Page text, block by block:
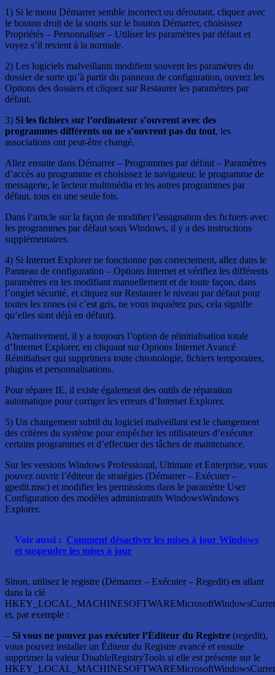
1) Si le menu Démarrer semble incorrect ou déroutant, cliquez avec
le bouton droit de la souris sur le bouton Démarrer, choisissez
Propriétés – Personnaliser – Utiliser les paramètres par défaut et
voyez s’il revient à la normale.
2) Les logiciels malveillants modifient souvent les paramètres du
dossier de sorte qu’à partir du panneau de configuration, ouvrez les
Options des dossiers et cliquez sur Restaurer les paramètres par
défaut.
3) Si les fichiers sur l’ordinateur s’ouvrent avec des
programmes différents ou ne s’ouvrent pas du tout, les
associations ont peut-être changé.
Allez ensuite dans Démarrer – Programmes par défaut – Paramètres
d’accès au programme et choisissez le navigateur, le programme de
messagerie, le lecteur multimédia et les autres programmes par
défaut, tous en une seule fois.
Dans l’article sur la façon de modifier l’assignation des fichiers avec
les programmes par défaut sous Windows, il y a des instructions
supplémentaires.
4) Si Internet Explorer ne fonctionne pas correctement, allez dans le
Panneau de configuration – Options Internet et vérifiez les différents
paramètres en les modifiant manuellement et de toute façon, dans
l’onglet sécurité, et cliquez sur Restaurer le niveau par défaut pour
toutes les zones (si c’est gris, ne vous inquiétez pas, cela signifie
qu’elles sont déjà en défaut).
Alternativement, il y a toujours l’option de réinitialisation totale
d’Internet Explorer, en cliquant sur Options Internet Avancé
Réinitialiser qui supprimera toute chronologie, fichiers temporaires,
plugins et personnalisations.
Pour réparer IE, il existe également des outils de réparation
automatique pour corriger les erreurs d’Internet Explorer.
5) Un changement subtil du logiciel malveillant est le changement
des critères du système pour empêcher les utilisateurs d’exécuter
certains programmes et d’effectuer des tâches de maintenance.
Sur les versions Windows Professional, Ultimate et Enterprise, vous
pouvez ouvrir l’éditeur de stratégies (Démarrer – Exécuter –
gpedit.msc) et modifier les permissions dans le paramètre User
Configuration des modèles administratifs WindowsWindows
Explorer.
Voir aussi : Comment désactiver les mises à jour Windows
et suspendre les mises à jour
Sinon, utilisez le registre (Démarrer – Exécuter – Regedit) en allant
dans la clé
et, par exemple :
– Si vous ne pouvez pas exécuter l’Éditeur du Registre (regedit),
vous pouvez installer un Éditeur du Registre avancé et ensuite
supprimer la valeur DisableRegistryTools si elle est présente sur le